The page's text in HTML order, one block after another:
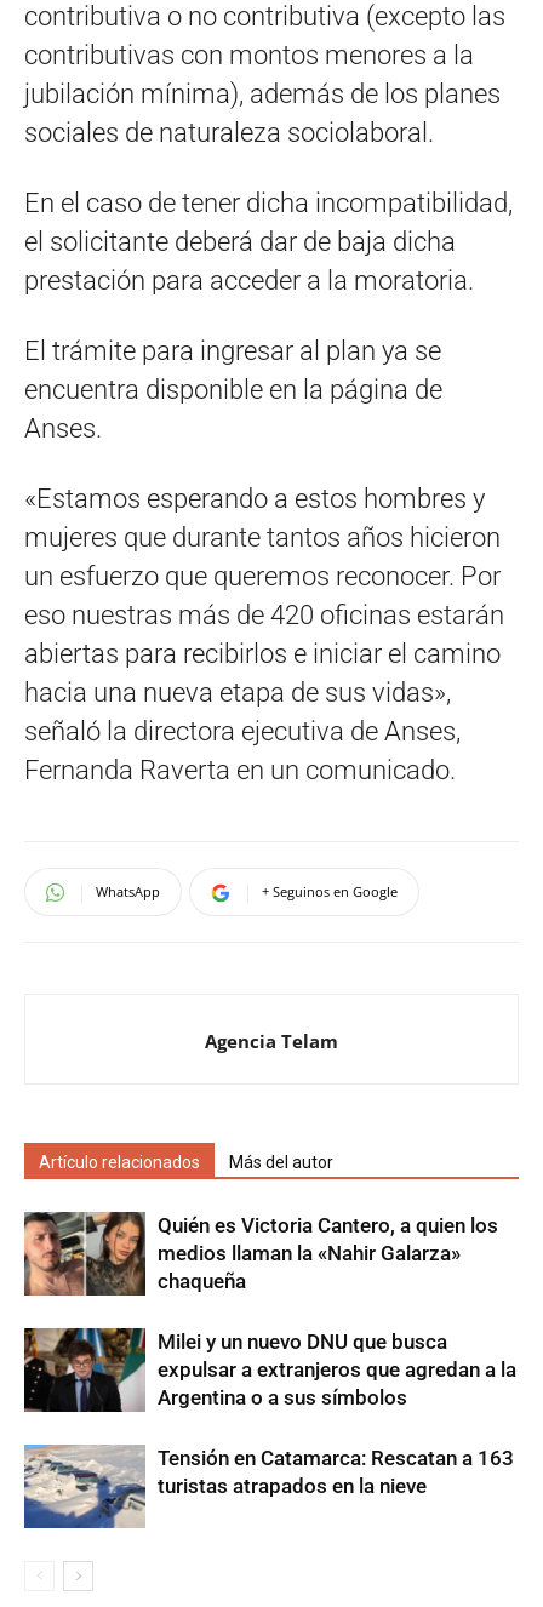
contributiva o no contributiva (excepto las
contributivas con montos menores a la
jubilación mínima), además de los planes
sociales de naturaleza sociolaboral.
En el caso de tener dicha incompatibilidad,
el solicitante deberá dar de baja dicha
prestación para acceder a la moratoria.
El trámite para ingresar al plan ya se
encuentra disponible en la página de
Anses.
«Estamos esperando a estos hombres y
mujeres que durante tantos años hicieron
un esfuerzo que queremos reconocer. Por
eso nuestras más de 420 oficinas estarán
abiertas para recibirlos e iniciar el camino
hacia una nueva etapa de sus vidas»,
señaló la directora ejecutiva de Anses,
Fernanda Raverta en un comunicado.
WhatsApp + Seguinos en Google
Agencia Telam
Artículo relacionados Más del autor
Quién es Victoria Cantero, a quien los
medios llaman la «Nahir Galarza»
chaqueña
Milei y un nuevo DNU que busca
expulsar a extranjeros que agredan a la
Argentina o a sus símbolos
Tensión en Catamarca: Rescatan a 163
turistas atrapados en la nieve